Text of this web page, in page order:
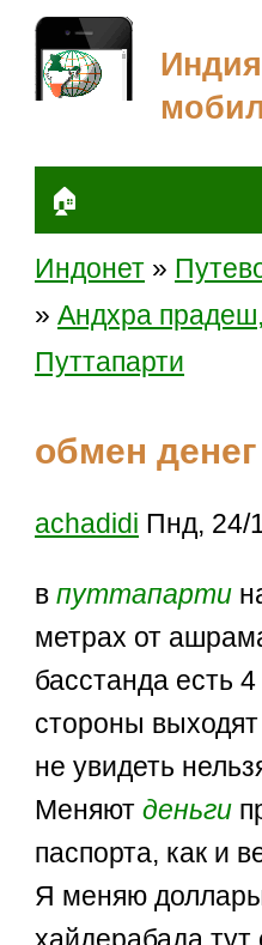
🏠
Индонет »
»Андхра
Путтапарти
обмен
achadidi Пнд, 24/
впуттапарти
метрах от
басстанда есть
стороны
не увидеть
Меняютденьги
паспорта, как и
Я меняю